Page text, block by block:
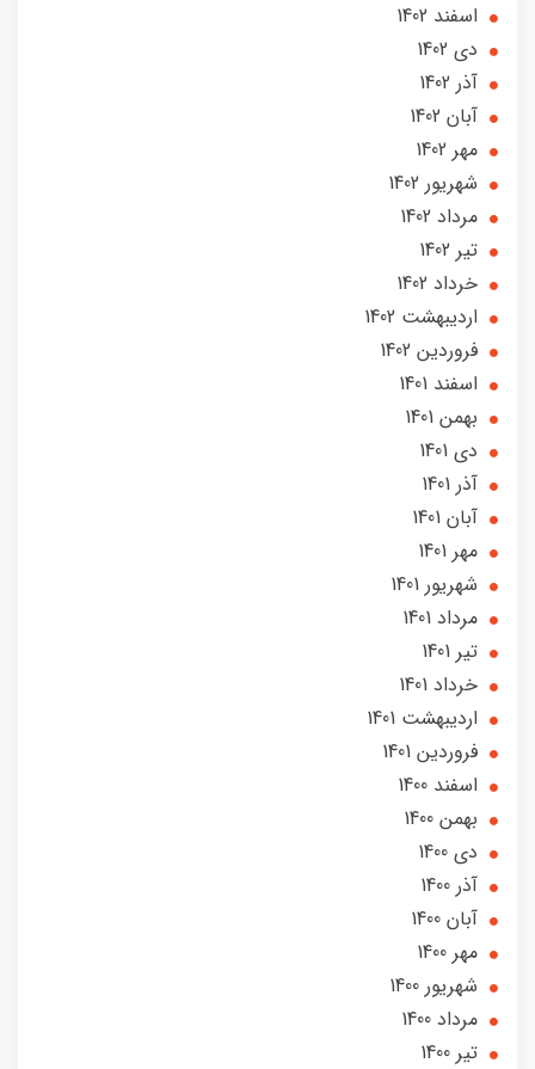
اسفند 1402
دی 1402
آذر 1402
آبان 1402
مهر 1402
شهریور 1402
مرداد 1402
تير 1402
خرداد 1402
ارديبهشت 1402
فروردین 1402
اسفند 1401
بهمن 1401
دی 1401
آذر 1401
آبان 1401
مهر 1401
شهریور 1401
مرداد 1401
تير 1401
خرداد 1401
ارديبهشت 1401
فروردین 1401
اسفند 1400
بهمن 1400
دی 1400
آذر 1400
آبان 1400
مهر 1400
شهریور 1400
مرداد 1400
تير 1400